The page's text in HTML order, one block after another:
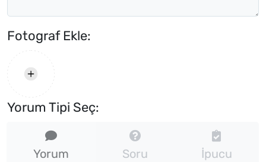
Fotograf Ekle:
Yorum Tipi Seç:
Yorum Soru İpucu